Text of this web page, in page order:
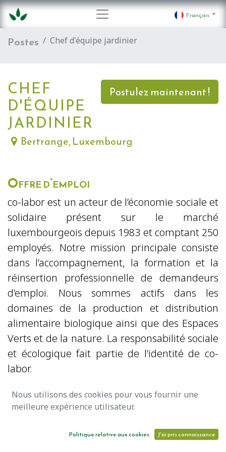
Français
Postes Chef d'équipe jardinier
Postulez maintenant !
CHEF
D'ÉQUIPE
JARDINIER
Bertrange,Luxembourg
Offre d’emploi
co-labor est un acteur de l’économie sociale et
solidaire présent sur le marché
luxembourgeois depuis 1983 et comptant 250
employés. Notre mission principale consiste
dans l’accompagnement, la formation et la
réinsertion professionnelle de demandeurs
d’emploi. Nous sommes actifs dans les
domaines de la production et distribution
alimentaire biologique ainsi que des Espaces
Verts et de la nature. La responsabilité sociale
et écologique fait partie de l’identité de co-
labor.
Nous recrutons actuellement un
Chef d'équipe jardinier CDI
40h/semaine (H/F)
Nous utilisons des cookies pour vous fournir une
meilleure expérience utilisateur.
Politique relative aux cookies J'ai pris connaissance